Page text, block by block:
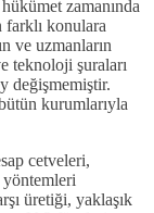
zamanında
konulara
ve uzmanların
teknoloji şuraları
değişmemiştir.
kurumlarıyla
cetveleri,
yöntemleri
üretiği, yaklaşık